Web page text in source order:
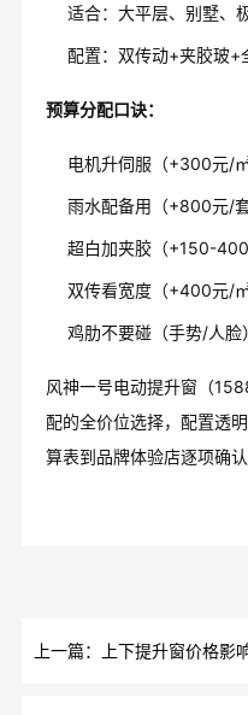
适合：大平层、别墅、
配置：双传动+夹胶玻+
预算分配口诀：
电机升伺服（+300元/
雨水配备用（+800元/
超白加夹胶（+150-
双传看宽度（+400元/
鸡肋不要碰（手势/人
风神一号电动提升窗（
配的全价位选择，配置透
算表到品牌体验店逐项确
上一篇：上下提升窗价格